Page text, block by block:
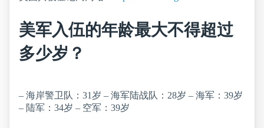
美军入伍的年龄最大不得超过
多少岁？
– 海岸警卫队：31岁 – 海军陆战队：28岁 – 海军：39岁
– 陆军：34岁 – 空军：39岁